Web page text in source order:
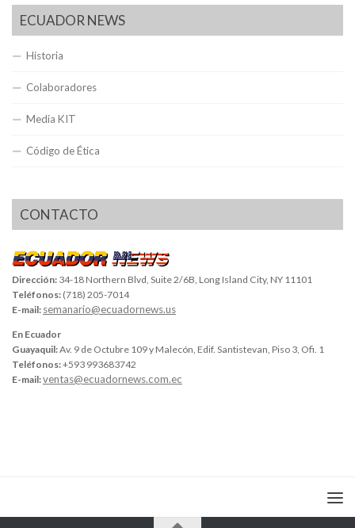
ECUADOR NEWS
Historia
Colaboradores
Media KIT
Código de Ética
CONTACTO
Dirección: 34-18 Northern Blvd, Suite 2/6B, Long Island City, NY 11101
Teléfonos: (718) 205-7014
E-mail: semanario@ecuadornews.us
En Ecuador
Guayaquil:Av. 9 de Octubre 109 y Malecón, Edif. Santistevan, Piso 3, Ofi. 1
Teléfonos:+593 993683742
E-mail:ventas@ecuadornews.com.ec